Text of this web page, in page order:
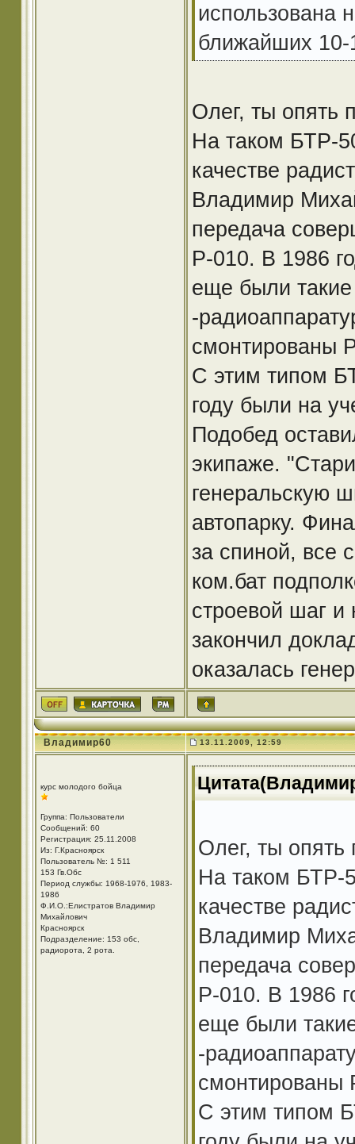
использована
ближайших 10-
Олег, ты опять
На таком БТР-
качестве
Владимир
передача
Р-010. В 1986
еще были такие
-
смонтированы
С этим типом
году были на
Подобед
экипаже.
генеральскую
автопарку.
за спиной, все
ком.бат
строевой шаг и
закончил
оказалась
Владимир60 13.11.2009, 12:59
курс молодого бойца
Группа: Пользователи
Сообщений: 60
Регистрация: 25.11.2008
Из: Г.Красноярск
Пользователь №: 1 511
153 Гв.Обс
Период службы: 1968-1976, 1983-
1986
Ф.И.О.:Елистратов Владимир
Михайлович
Красноярск
Подразделение: 153 обс,
радиорота, 2 рота.
Олег, ты опять
На таком БТР-
качестве
Владимир
передача
Р-010. В 1986
еще были
-
смонтированы
С этим типом